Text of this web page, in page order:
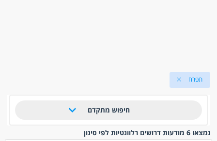
תפרח
חיפוש מתקדם
נמצאו 6 מודעות דרושים רלוונטיות לפי סינון